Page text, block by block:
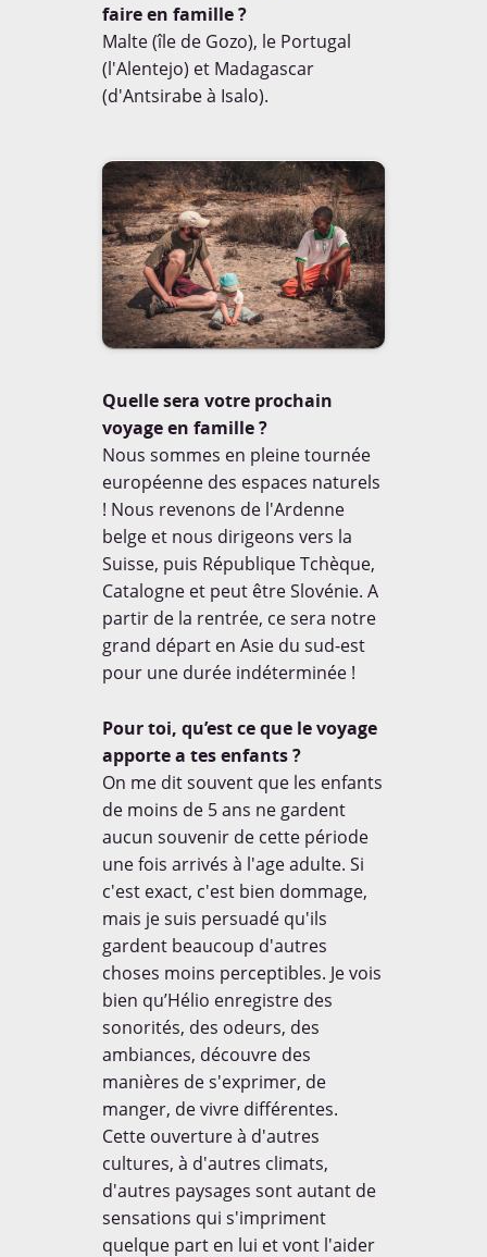
Découvrez les articles et
interviews réalisés autours de
notre projet le tour du monde
à 80 cm.
l'étranger, découvrez
l'Offre Cap Aventure
CONTACT
Mail: moc.08mdt@tcatnoc
Skype id:tdm80cm

faire en famille ?
Malte (île de Gozo), le Portugal
(l'Alentejo) et Madagascar
(d'Antsirabe à Isalo).
Quelle sera votre prochain
voyage en famille ?
Nous sommes en pleine tournée
européenne des espaces naturels
! Nous revenons de l'Ardenne
belge et nous dirigeons vers la
Suisse, puis République Tchèque,
Catalogne et peut être Slovénie. A
partir de la rentrée, ce sera notre
grand départ en Asie du sud-est
pour une durée indéterminée !
Pour toi, qu’est ce que le voyage
apporte a tes enfants ?
On me dit souvent que les enfants
de moins de 5 ans ne gardent
aucun souvenir de cette période
une fois arrivés à l'age adulte. Si
c'est exact, c'est bien dommage,
mais je suis persuadé qu'ils
gardent beaucoup d'autres
choses moins perceptibles. Je vois
bien qu’Hélio enregistre des
sonorités, des odeurs, des
ambiances, découvre des
manières de s'exprimer, de
manger, de vivre différentes.
Cette ouverture à d'autres
cultures, à d'autres climats,
d'autres paysages sont autant de
sensations qui s'impriment
quelque part en lui et vont l'aider